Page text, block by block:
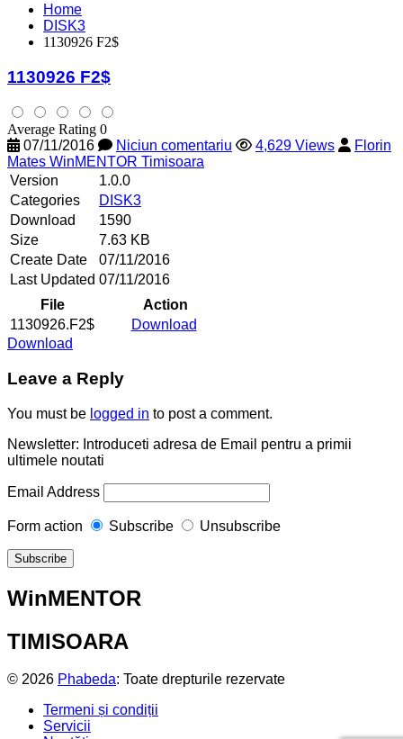
Home
DISK3
1130926 F2$
1130926 F2$
Average Rating 0
07/11/2016
Niciun comentariu 4,629 Views
Florin
Mates WinMENTOR Timisoara
Version
1.0.0
Categories
DISK3
Download
1590
Size
7.63 KB
Create Date
07/11/2016
Last Updated 07/11/2016
File
Action
1130926.F2$
Download
Download
Leave a Reply
You must be logged in to post a comment.
Newsletter: Introduceti adresa de Email pentru a primii
ultimele noutati
Email Address
Form action Subscribe Unsubscribe
WinMENTOR
TIMISOARA
© 2026 Phabeda: Toate drepturile rezervate
Termeni și condiții
Servicii